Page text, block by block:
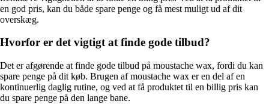
en god pris, kan du både spare penge og få mest muligt ud af dit
overskæg.
Hvorfor er det vigtigt at finde gode tilbud?
Det er afgørende at finde gode tilbud på moustache wax, fordi du kan
spare penge på dit køb. Brugen af moustache wax er en del af en
kontinuerlig daglig rutine, og ved at få produktet til en billig pris kan
du spare penge på den lange bane.